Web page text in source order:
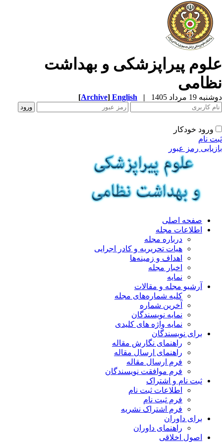
پیراپزشکی و بهداشت
19 مرداد 1405 |
English
[Archive]
ورود خودکار
نام
رمز عبور
صفحه اصلی
اطلاعات مجله
درباره مجله
هیات تحریریه و کادر اجرایی
اهداف و زمینه‌ها
اخبار مجله
نمایه
آرشیو مجله و مقالات
کلیه شماره‌های مجله
آخرین شماره
نمایه نویسندگان
نمایه واژه های کلیدی
برای نویسندگان
راهنمای نگارش مقاله
راهنمای ارسال مقاله
فرم ارسال مقاله
فرم موافقت نویسندگان
ثبت نام و اشتراک
اطلاعات ثبت نام
فرم ثبت نام
فرم اشتراک نشریه
برای داوران
راهنمای داوران
اصول اخلاقی